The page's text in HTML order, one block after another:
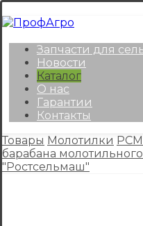
Запчасти для
Новости
Каталог
О нас
Гарантии
Контакты
Товары Молотилки РСМ
барабана
"Ростсельмаш"